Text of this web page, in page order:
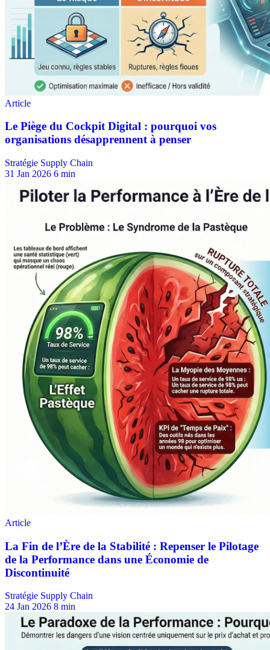
Stratégie Supply Chain
31 Jan 2026 6 min
Stratégie Supply Chain
24 Jan 2026 8 min